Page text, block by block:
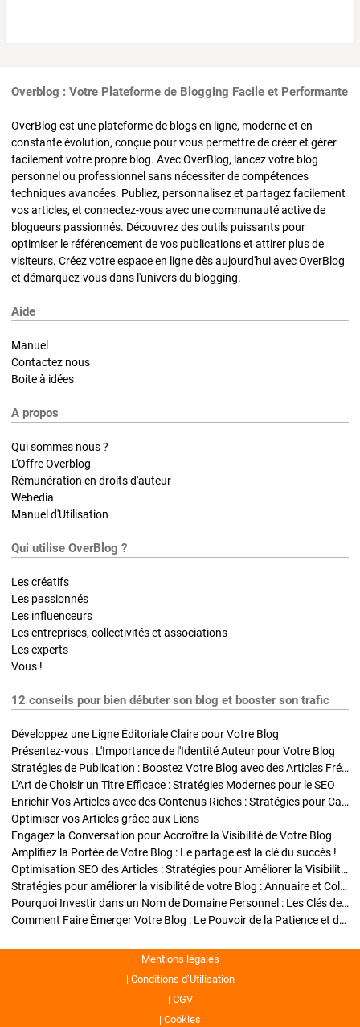
Overblog : Votre Plateforme de Blogging Facile et Performante
OverBlog est une plateforme de blogs en ligne, moderne et en
constante évolution, conçue pour vous permettre de créer et gérer
facilement votre propre blog. Avec OverBlog, lancez votre blog
personnel ou professionnel sans nécessiter de compétences
techniques avancées. Publiez, personnalisez et partagez facilement
vos articles, et connectez-vous avec une communauté active de
blogueurs passionnés. Découvrez des outils puissants pour
optimiser le référencement de vos publications et attirer plus de
visiteurs. Créez votre espace en ligne dès aujourd'hui avec OverBlog
et démarquez-vous dans l'univers du blogging.
Aide
Manuel
Contactez nous
Boite à idées
A propos
Qui sommes nous ?
L'Offre Overblog
Rémunération en droits d'auteur
Webedia
Manuel d'Utilisation
Qui utilise OverBlog ?
Les créatifs
Les passionnés
Les influenceurs
Les entreprises, collectivités et associations
Les experts
Vous !
12 conseils pour bien débuter son blog et booster son trafic
Développez une Ligne Éditoriale Claire pour Votre Blog
Présentez-vous : L'Importance de l'Identité Auteur pour Votre Blog
Stratégies de Publication : Boostez Votre Blog avec des Articles Fréquents et Exclusifs
L'Art de Choisir un Titre Efficace : Stratégies Modernes pour le SEO
Enrichir Vos Articles avec des Contenus Riches : Stratégies pour Captiver et Optimiser
Optimiser vos Articles grâce aux Liens
Engagez la Conversation pour Accroître la Visibilité de Votre Blog
Amplifiez la Portée de Votre Blog : Le partage est la clé du succès !
Optimisation SEO des Articles : Stratégies pour Améliorer la Visibilité de Votre Blog
Stratégies pour améliorer la visibilité de votre Blog : Annuaire et Collaborations
Pourquoi Investir dans un Nom de Domaine Personnel : Les Clés de la Réussite de Votre Blog
Comment Faire Émerger Votre Blog : Le Pouvoir de la Patience et de la Persévérance
Mentions légales
Conditions d’Utilisation
CGV
Cookies